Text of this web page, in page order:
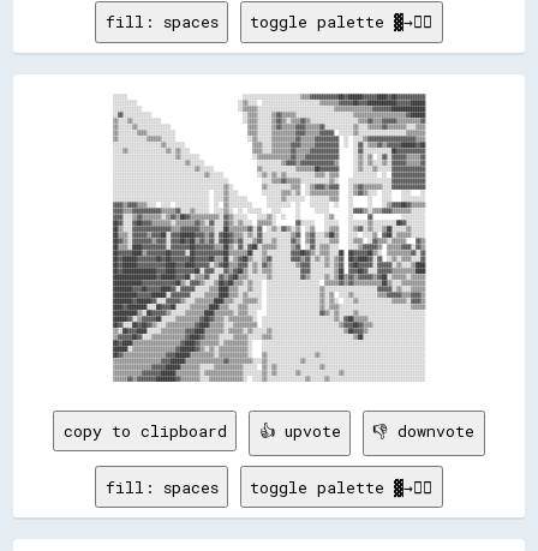
fill: spaces toggle palette ▓→✊🏽
░░░░░░                                                ░░░░░░░░░░░░░░░░░░░░░░░░▒▒▒▒▓▓▓▓▓▓▓▓▓▓▓▓██▓▓██████▓▓▓▓▓▓████▓▓██▓▓▓▓▓▓▓▓▓▓▓▓
░░░░░░░░░░                                          ░░▒▒░░░░  ░░░░░░░░░░░░░░░░░░░░░░░░▒▒▒▒▒▒▒▒▓▓▓▓▓▓██▓▓▓▓████████████▓▓▓▓▓▓██████
░░░░░░░░░░░░                                        ░░▒▒▒▒▒▒░░░░░░░░░░░░░░░░░░░░░░░░░░░░░░░░▒▒▒▒▒▒▒▒▒▒▒▒▒▒▒▒▓▓▓▓▓▓▓▓██████████████
░░▓▓░░░░░░░░░░░░                                      ░░▒▒▒▒░░░░░░▒▒▓▓▒▒▒▒▒▒░░░░░░░░░░░░░░░░░░░░░░░░▒▒▒▒▒▒▒▒▒▒▒▒▒▒▒▒▒▒▒▒▒▒▓▓██████
▒▒░░░░▒▒░░░░░░░░░░░░                                  ░░▒▒▒▒░░░░░░▒▒▓▓▒▒░░▒▒▒▒▓▓▒▒░░░░░░░░░░░░░░░░░░░░▒▒▒▒▓▓▒▒▒▒▓▓▓▓▓▓▒▒▒▒▒▒▒▒▒▒▓▓
▒▒░░░░░░▒▒░░░░░░░░░░░░░░                                ▒▒▒▒░░░░░░▒▒▓▓▒▒▒▒▒▒▓▓▓▓▒▒▒▒▒▒▓▓░░░░░░░░░░░░▒▒░░░░▒▒▒▒▒▒▓▓▒▒▒▒▒▒▒▒░░░░▒▒▒▒
▒▒░░░░░░░░▒▒▒▒░░░░░░░░░░░░                              ▒▒▒▒░░░░░░▒▒▒▒▒▒▒▒▒▒▓▓▓▓▒▒▒▒▒▒▓▓▓▓▓▓  ░░░░░░▒▒░░░░░░░░░░░░░░░░░░░░▒▒▒▒▒▒▒▒
▒▒░░░░░░░░░░░░▒▒▒▒▒▒░░░░░░                              ░░▒▒░░░░░░▒▒▒▒▒▒▒▒▒▒▓▓▒▒▒▒▒▒▓▓▓▓▓▓▓▓▓▓  ░░  ░░░░▒▒▓▓▓▓▓▓▓▓▓▓▓▓▓▓▓▓▓▓▓▓▒▒▒▒
░░░░░░░░░░░░░░░░░░░░▒▒░░░░░░░░                            ▒▒▒▒░░░░▒▒▒▒▒▒▒▒▓▓▓▓▒▒▒▒▒▒▓▓▓▓▓▓▓▓▓▓  ░░  ░░▓▓░░▒▒▒▒▓▓▒▒▓▓▓▓▓▓██████▓▓██
░░░░▒▒░░░░░░░░░░░░░░░░▒▒░░▒▒░░░░                          ▒▒▒▒░░░░▒▒▒▒▒▒▒▒▓▓▒▒▒▒▒▒▓▓▓▓▓▓▓▓▓▓▓▓      ░░▓▓░░░░░░░░░░░░██▓▓▓▓▓▓▓▓▓▓▓▓
░░░░░░░░░░░░░░░░░░░░░░░░░░▒▒░░░░░░░░                      ░░▒▒▒▒▒▒▒▒▒▒▒▒▒▒▓▓▒▒▒▒▓▓▓▓▓▓▓▓▓▓▓▓▓▓      ░░▒▒░░▒▒  ░░▓▓░░▓▓▓▓▓▓▒▒▒▒▒▒▓▓
░░░░░░░░░░░░░░░░░░░░░░░░░░░░░░▒▒░░░░░░                      ░░░░░░░░░░▒▒▓▓▓▓▒▒▓▓▓▓▓▓▓▓▓▓▓▓▓▓▒▒      ░░▒▒░░▒▒░░░░▒▒░░▓▓▓▓▓▓▒▒▒▒▒▒▓▓
░░░░░░░░░░░░░░░░░░░░░░░░░░░░░░░░░░▒▒░░░░░░                  ▒▒░░░░░░░░░░░░░░▒▒▒▒▒▒▒▒██▓▓▓▓▓▓▓▓      ░░▒▒░░░░▒▒░░░░░░▓▓▓▓▓▓▓▓▓▓▓▓▓▓
░░░░░░░░░░░░░░░░░░░░░░░░░░░░░░░░░░░░░░▒▒░░░░░░              ░░▒▒░░▒▒░░▒▒░░░░░░░░░░░░▒▒▒▒░░▒▒▒▒      ░░░░░░░░░░  ░░  ▓▓▓▓▓▓▓▓▓▓▓▓▓▓
░░░░░░░░░░░░░░░░░░░░░░░░░░░░░░░░░░░░░░░░░░░░░░░░              ░░░░▒▒▒▒▓▓▒▒▒▒▒▒░░░░░░░░░░░░▒▒░░    ░░░░░░░░░░░░░░░░░░▓▓▓▓▓▓▓▓▓▓▓▓▓▓
░░░░░░░░░░░░░░░░░░░░░░░░░░░░░░░░░░░░░░░░░░░░░░▒▒░░            ▒▒░░░░░░░░░░▒▒▒▒  ░░▒▒▓▓▓▓▒▒▓▓▓▓    ░░▒▒▓▓▒▒▒▒▒▒▒▒░░░░▓▓▓▓▓▓▓▓▓▓▓▓▓▓
░░░░░░░░░░░░░░░░░░░░░░░░░░░░░░░░░░░░░░░░  ░░░░▒▒░░░░          ░░░░░░░░▒▒▒▒░░▒▒  ░░▒▒▒▒▒▒▒▒▒▒▒▒    ░░▒▒▓▓▒▒░░░░  ░░░░    ░░░░    ░░
░░░░░░░░░░░░░░░░░░░░░░░░░░░░░░░░░░░░░░░░  ░░░░▒▒░░░░░░░░        ░░░░░░▒▒░░░░░░░░  ░░░░░░░░▒▒▒▒    ░░      ░░    ░░░░    ░░░░░░░░░░
▓▓▓▓▒▒▓▓▓▓▒▒▒▒░░░░  ░░░░  ░░░░░░░░░░░░░░  ░░  ▒▒░░░░░░░░░░      ░░░░░░░░░░  ░░    ░░░░░░░░  ░░    ░░      ░░    ░░▒▒▓▓▓▓██▓▓▒▒▒▒▒▒
▓▓▓▓▒▒▒▒▓▓▓▓▓▓▓▓▓▓▓▓▒▒▒▒▒▒▓▓░░░░▒▒░░░░░░  ░░░░▒▒░░  ░░  ░░░░░░    ░░░░      ░░      ░░░░░░        ░░▓▓▓▓▒▒░░▒▒▒▒▓▓▓▓▒▒▒▒▒▒▒▒░░░░░░
▓▓▓▓░░░░▒▒▓▓▒▒▒▒▒▒▒▒░░▒▒▓▓▒▒██▓▓▒▒▒▒▒▒▒▒▒▒▒▒░░▓▓▒▒░░░░░░    ░░░░▒▒░░  ░░    ░░          ░░▒▒      ░░      ▓▓            ░░░░░░░░░░
██▓▓░░░░▓▓██▓▓▓▓▒▒▒▒▒▒▒▒░░▒▒▒▒▒▒▒▒▓▓▒▒░░▓▓░░░░▓▓▒▒░░▒▒░░░░  ▒▒▒▒▒▒░░        ▓▓░░░░░░    ░░░░░░    ░░░░░░░░▒▒░░░░░░░░░░██▓▓░░░░░░░░
██▒▒░░░░▓▓▓▓▓▓▓▓▓▓▓▓▓▓▓▓▒▒▒▒▓▓▓▓▓▓▓▓▒▒▒▒▒▒░░░░██▒▒▒▒▒▒▒▒▓▓░░▓▓  ░░▒▒░░▓▓▒▒░░▒▒  ░░▒▒    ░░▒▒▒▒    ░░▒▒▓▓░░▒▒░░░░▒▒██░░░░░░▒▒░░░░░░
██▒▒▒▒░░▓▓▓▓▓▓▒▒▓▓▓▓██░░▓▓▓▓██████▓▓▓▓▒▒▓▓░░▓▓██▓▓▒▒▒▒░░▒▒░░▓▓░░░░░░░░░░░░▒▒▓▓  ▒▒▓▓░░░░▒▒██▒▒    ░░░░  ░░░░▒▒  ▓▓██░░▒▒▒▒▒▒░░░░░░
██▓▓▒▒░░▓▓▓▓▓▓▓▓▒▒▓▓▓▓░░▓▓▓▓██▓▓██▒▒▓▓▒▒▓▓░░▓▓██▓▓▒▒▓▓░░░░▒▒▓▓░░░░▒▒░░░░░░▓▓▒▒  ▒▒▓▓░░░░░░▒▒▒▒    ░░▒▒▒▒  ░░▓▓▒▒▒▒░░▒▒▒▒▒▒    ▓▓▒▒
██▒▒▒▒░░████▓▓▓▓▓▓▓▓▓▓░░▓▓▓▓▓▓▓▓██▓▓▓▓▓▓▓▓▒▒▒▒██▒▒░░▓▓░░▓▓██░░▒▒▒▒▒▒░░░░░░▒▒▓▓  ░░▓▓░░▒▒▒▒░░░░    ░░░░▒▒▓▓▓▓▓▓▒▒  ▒▒▒▒▒▒▓▓▓▓░░▓▓▒▒
██▓▓▓▓▓▓████▒▒▓▓▓▓▓▓▓▓██▓▓▓▓▓▓░░██▓▓▓▓▓▓▓▓▓▓▓▓██▒▒▒▒▒▒▒▒██░░░░▒▒░░░░░░░░░░▓▓▓▓██▓▓▒▒░░▒▒▒▒░░░░██  ██▓▓▓▓▓▓██▒▒░░  ▒▒▒▒▒▒▒▒▒▒▓▓░░▓▓
██▓▓██████▓▓▓▓▓▓▓▓██▓▓██▓▓▓▓▓▓▓▓██▓▓▓▓▓▓██▒▒▒▒██░░▒▒▓▓██▒▒░░░░▒▒▓▓░░░░░░░░▓▓▓▓▒▒▓▓░░▒▒░░▒▒░░▒▒▓▓  ██▓▓████▓▓░░▓▓  ░░▒▒░░▒▒▒▒░░░░▓▓
██▓▓██████▓▓▓▓▓▓▓▓▓▓▓▓████▓▓▓▓████▓▓▓▓▓▓░░▒▒▓▓██▒▒▒▒▓▓▓▓░░▒▒░░▓▓▒▒░░░░░░░░░░▒▒▓▓▓▓░░░░░░▒▒░░▒▒▓▓  ▓▓██▓▓▓▓▓▓░░▓▓▓▓▓▓░░▒▒░░░░▒▒████
██▓▓██████████████▓▓▓▓████▓▓▓▓▓▓▓▓██░░▓▓▓▓░░░░▓▓▒▒▓▓██▒▒░░▒▒░░▒▒▒▒░░░░░░░░░░░░▓▓▓▓░░░░░░░░░░▒▒██  ▓▓▓▓██▓▓░░░░▓▓▓▓▓▓▒▒▒▒▒▒▒▒▒▒████
██████████████████▓▓██████▓▓▓▓██░░▒▒▒▒▓▓░░░░▓▓▒▒▓▓██▒▒▒▒░░░░░░░░▒▒░░░░░░░░░░░░▓▓▒▒░░░░░░▒▒░░▒▒██▒▒▓▓▒▒▓▓▓▓▓▓▒▒▓▓██░░▒▒▒▒▒▒░░▒▒▒▒▒▒
████████████▓▓▓▓▓▓▓▓▓▓▓▓▓▓██▒▒░░▓▓▓▓▒▒░░░░▒▒██▓▓██▒▒▒▒░░▒▒░░░░  ░░░░░░░░░░░░░░░░░░░░░░  ▒▒▒▒▒▒▓▓▒▒▓▓▒▒▒▒▒▒▒▒▒▒▒▒██▒▒░░░░▒▒▒▒▒▒▒▒▒▒
████████▓▓▓▓██▓▓▓▓▓▓████▓▓░░▓▓▓▓▓▓░░░░░░▒▒▒▒████▒▒▒▒░░░░▒▒░░░░  ░░░░░░░░░░░░░░░░░░░░░░▒▒░░░░░░░░░░░░░░░░░░░░░░▓▓▓▓▓▓░░▒▒░░░░▒▒▒▒▒▒
██████████▓▓▓▓▓▓██████░░▓▓▓▓▓▓▓▓░░░░░░▒▒▒▒▒▒████▒▒▒▒░░▒▒░░░░░░  ░░░░░░░░░░░░░░░░░░░░░░▒▒░░▒▒  ░░░░▒▒░░░░░░░░░░▒▒▒▒▓▓▓▓▓▓▒▒▒▒▓▓▓▓▒▒
████████▓▓██████▓▓░░░░▓▓▓▓▓▓▒▒░░░░▒▒▒▒▒▒▒▒████▒▒▒▒░░░░▒▒▒▒▒▒░░  ░░░░░░░░░░░░░░░░░░░░░░▒▒░░▒▒░░  ░░░░▒▒░░░░░░░░░░░░░░▒▒▒▒▒▒░░▓▓▓▓▒▒
████▓▓████████░░░░██▓▓▓▓██░░░░░░▒▒▒▒▒▒▒▒████▒▒▒▒░░░░▒▒▒▒░░░░░░  ░░░░░░░░░░░░░░░░░░░░░░▒▒░░▒▒▒▒░░░░░░░░░░░░░░░░░░░░░░░░░░░░░░▒▒▒▒▒▒
██████████▒▒░░██▓▓▓▓▓▓▒▒░░░░░░▒▒▒▒▒▒▒▒████▒▒▒▒▒▒▒▒░░▒▒▒▒░░░░    ░░░░░░░░░░░░░░░░░░░░░░▓▓▒▒░░▒▒░░░░░░▒▒░░░░░░░░░░░░░░░░░░░░░░░░░░░░
██████▓▓░░▒▒▓▓▓▓▓▓██░░░░░░▒▒▒▒▒▒▒▒▒▒▓▓██▓▓▒▒▒▒░░▒▒▒▒▒▒▒▒▒▒░░  ░░░░░░░░░░░░░░░░░░░░░░░░░░░░░░▒▒░░▓▓██▒▒▒▒▒▒░░░░░░░░░░░░░░░░░░░░░░░░
██▓▓░░░░██▓▓██▓▓▒▒░░░░▒▒▒▒▒▒▒▒▒▒▒▒▓▓████▒▒▒▒▒▒░░░░▒▒▒▒▒▒▒▒▒▒  ░░░░░░░░░░░░░░░░░░░░░░░░░░░░░░░░▒▒▓▓▓▓██▓▓▒▒▒▒░░░░░░░░░░░░░░░░░░░░░░
▒▒░░██▓▓▓▓████░░░░░░▒▒▒▒▒▒▒▒▒▒▓▓▓▓████▒▒▒▒▒▒▒▒░░▒▒▒▒▒▒░░▒▒░░░░░░▒▒░░░░░░░░░░░░░░░░░░░░░░░░░░░░░░▒▒██▓▓▓▓▒▒░░░░░░░░░░░░░░░░░░░░░░░░
▒▒▓▓▓▓▓▓██▓▓░░░░▒▒▒▒▒▒▒▒▒▒▒▒▒▒▓▓████▓▓▒▒▒▒▒▒░░░░░░▒▒▒▒▒▒░░░░░░▒▒▒▒░░░░░░░░░░░░░░░░░░░░░░░░░░░░░░░░░░▒▒██░░░░░░░░░░░░░░░░░░░░░░░░░░
██▓▓████▒▒▒▒▒▒▒▒▒▒▒▒▒▒▒▒▒▒▒▒▓▓████▓▓▒▒▒▒▒▒▒▒░░▒▒▒▒▒▒▒▒▒▒░░    ░░░░░░░░░░░░░░░░░░░░░░░░░░░░░░░░░░░░░░░░░░░░░░░░░░░░░░░░░░░░░░░░░░░░
██████░░▒▒▒▒▒▒▒▒▒▒▒▒▒▒▒▒▒▒▓▓██████▓▓▒▒░░▒▒░░▒▒▒▒▒▒▒▒▒▒▒▒░░    ░░░░░░░░░░░░░░░░░░░░░░░░░░░░░░░░░░░░░░░░░░░░░░░░░░░░░░░░░░░░░░░░░░░░
██▓▓▒▒▒▒▒▒▒▒▒▒▒▒▒▒▒▒▒▒▓▓▓▓██████▒▒▒▒▒▒▒▒▒▒░░▒▒▒▒▒▒▒▒▒▒▒▒░░    ▒▒░░░░░░░░░░░░░░░░░░░░▒▒░░░░░░░░░░░░░░░░░░░░░░░░░░░░░░░░░░░░░░░░░░░░
▒▒▒▒▒▒▒▒▒▒▒▒▒▒▒▒▒▒▒▒▓▓▓▓██████▒▒▒▒▒▒▒▒▒▒▒▒▒▒▒▒▓▓▒▒▒▒▒▒▒▒▒▒░░░░▒▒░░░░░░░░░░░░░░▒▒░░░░░░░░░░░░░░░░░░░░░░░░░░░░░░░░░░░░░░░░░░░░░░░░░░
▒▒▒▒▒▒▒▒▒▒▒▒▒▒▒▒▓▓▓▓▓▓██████▒▒▒▒▒▒▒▒░░░░░░▒▒▒▒▒▒▒▒▒▒▒▒░░░░░░  ▒▒░░▒▒░░░░░░░░░░░░░░░░░░▒▒░░░░░░░░░░░░░░░░░░░░░░░░░░░░░░░░░░░░░░░░░░
▒▒▒▒▒▒▒▒▒▒▒▒▓▓▓▓▓▓▓▓██████▒▒▒▒▒▒▒▒▒▒░░▒▒▒▒▒▒▒▒▒▒▒▒▒▒▒▒░░░░░░░░▒▒░░▒▒░░░░░░░░▒▒░░░░░░░░░░░░░░░░▒▒░░░░░░░░░░░░░░░░░░░░░░░░░░░░░░░░░░
copy to clipboard 👍 upvote 👎 downvote
fill: spaces toggle palette ▓→✊🏽